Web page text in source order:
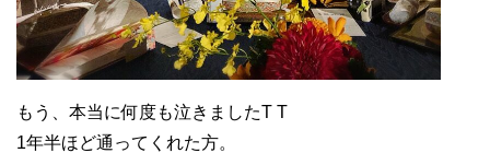
もう、本当に何度も泣きましたT T
1年半ほど通ってくれた方。